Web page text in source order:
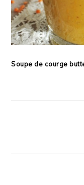
Soupe de courge